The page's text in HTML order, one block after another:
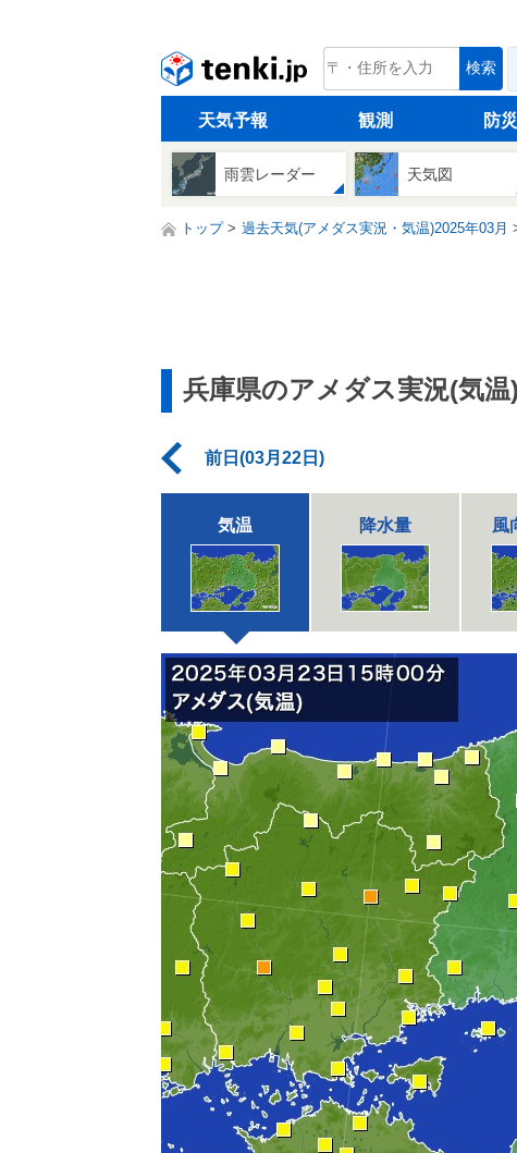
tenki.jp 検索
天気予報 観測 防
雨雲レーダー 天気図
トップ 過去天気(アメダス実況・気温)2025年03月
兵庫県のアメダス実況(気温)
前日(03月22日)
気温 降水量 風